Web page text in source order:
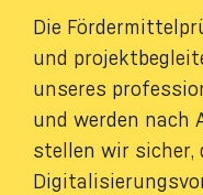
Die
und
unseres
und werden nach
stellen wir sicher,